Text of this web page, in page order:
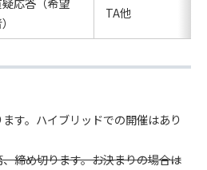
TA他
す。ハイブリッドでの開催はあり
締め切ります。お決まりの場合は